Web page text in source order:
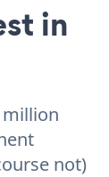
in
million
not)